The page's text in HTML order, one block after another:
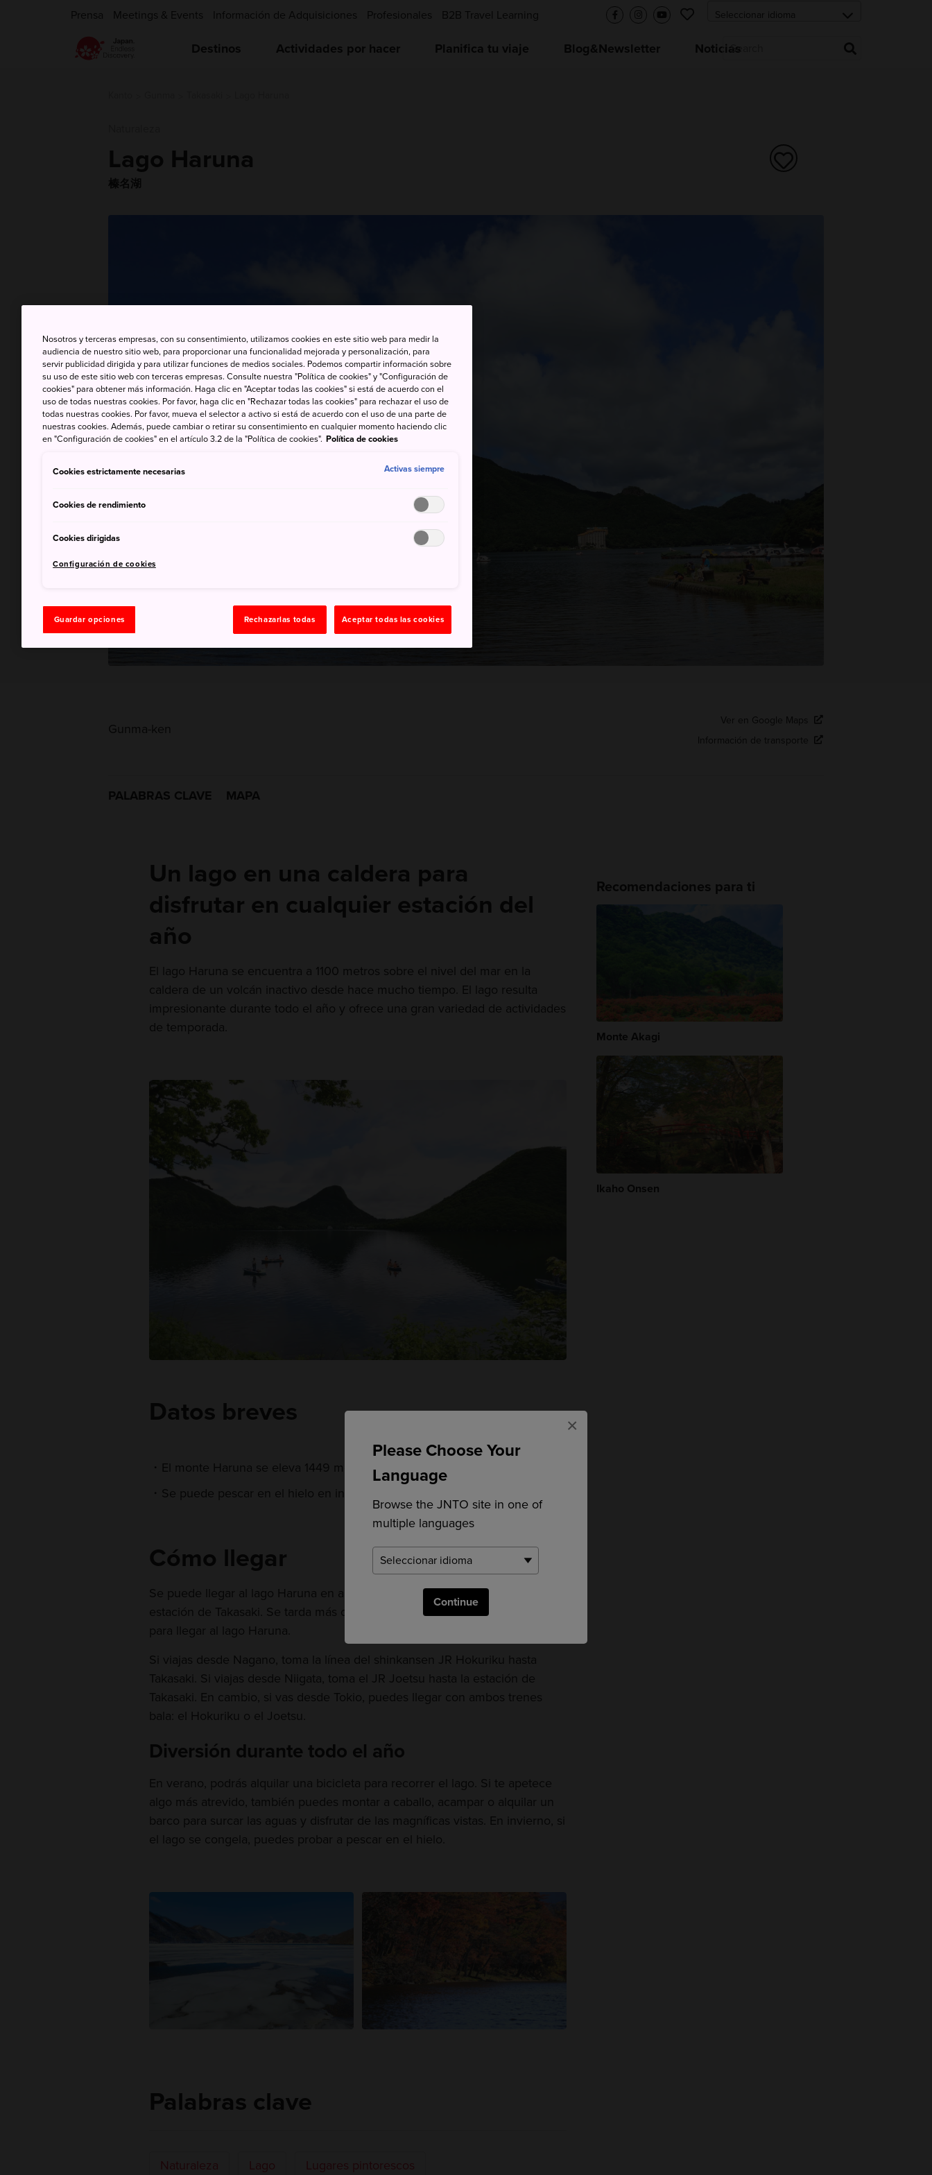
Please Choose Your
Language
Browse the JNTO site in one of
multiple languages
Continue
×
Prensa Meetings & Events Información de Adquisiciones Profesionales B2B Travel Learning
Destinos Actividades por hacer Planifica tu viaje Blog&Newsletter Noticias
Lago Haruna
榛名湖
Gunma-ken
Ver en Google Maps
Información de transporte
PALABRAS CLAVE MAPA
Un lago en una caldera para
disfrutar en cualquier estación del
año
El lago Haruna se encuentra a 1100 metros sobre el nivel del mar en la
caldera de un volcán inactivo desde hace mucho tiempo. El lago resulta
impresionante durante todo el año y ofrece una gran variedad de actividades
de temporada.
Datos breves
El monte Haruna se eleva 1449 metros sobre el nivel del mar
Se puede pescar en el hielo en invierno, cuando el lago está congelado
Cómo llegar
Se puede llegar al lago Haruna en autobús desde la salida oeste de la
estación de Takasaki. Se tarda más o menos una hora y media en autobús
para llegar al lago Haruna.
Si viajas desde Nagano, toma la línea del shinkansen JR Hokuriku hasta
Takasaki. Si viajas desde Niigata, toma el JR Joetsu hasta la estación de
Takasaki. En cambio, si vas desde Tokio, puedes llegar con ambos trenes
bala: el Hokuriku o el Joetsu.
Diversión durante todo el año
En verano, podrás alquilar una bicicleta para recorrer el lago. Si te apetece
algo más atrevido, también puedes montar a caballo, acampar o alquilar un
barco para surcar las aguas y disfrutar de las magníficas vistas. En invierno, si
el lago se congela, puedes probar a pescar en el hielo.
Palabras clave
Naturaleza Lago Lugares pintorescos
Recomendaciones para ti
Monte Akagi
Ikaho Onsen
Nosotros y terceras empresas, con su consentimiento, utilizamos cookies en este sitio web para medir la
audiencia de nuestro sitio web, para proporcionar una funcionalidad mejorada y personalización, para
servir publicidad dirigida y para utilizar funciones de medios sociales. Podemos compartir información sobre
su uso de este sitio web con terceras empresas. Consulte nuestra "Política de cookies" y "Configuración de
cookies" para obtener más información. Haga clic en "Aceptar todas las cookies" si está de acuerdo con el
uso de todas nuestras cookies. Por favor, haga clic en "Rechazar todas las cookies" para rechazar el uso de
todas nuestras cookies. Por favor, mueva el selector a activo si está de acuerdo con el uso de una parte de
nuestras cookies. Además, puede cambiar o retirar su consentimiento en cualquier momento haciendo clic
en "Configuración de cookies" en el artículo 3.2 de la "Política de cookies". Política de cookies
Cookies estrictamente necesarias Activas siempre
Cookies de rendimiento
Cookies dirigidas
Configuración de cookies
Guardar opciones Rechazarlas todas Aceptar todas las cookies